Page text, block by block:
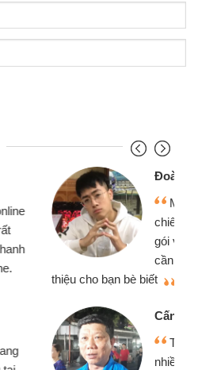
cần tiền gấp nên định cầm cố
wave nhưng thật may đã có
tiền bằng CMND online không
mặt nên rất tiện lợi, sẽ giới
Lực - Tạp hóa
kinh doanh buôn bán nhỏ lẻ
lúc cần vốn nhập hàng, nhờ biết